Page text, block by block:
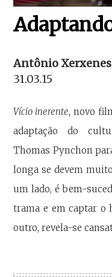
Antônio
31.03.15
Vício inerente, novo
adaptação do
Thomas Pynchon
longa se devem
um lado, é bem-
trama e em captar o
outro, revela-se